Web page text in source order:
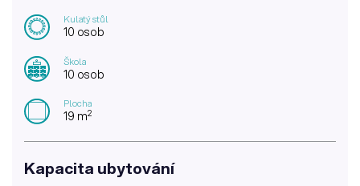
Kulatý stůl
10 osob
Škola
10 osob
Plocha
19 m2
Kapacita ubytování